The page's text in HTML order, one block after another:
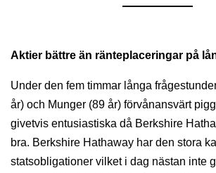
Aktier bättre än ränteplaceringar på
Under den fem timmar långa
år) och Munger (89 år) förvånansvärt
givetvis entusiastiska då Berkshire
bra. Berkshire Hathaway har den stora
statsobligationer vilket i dag nästan inte